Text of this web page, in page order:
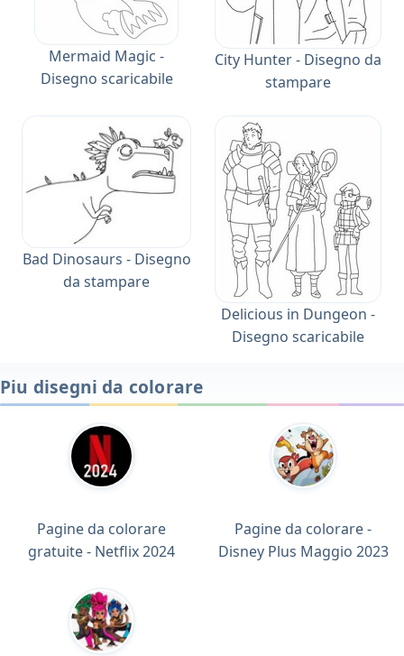
Mermaid Magic -
Disegno scaricabile
City Hunter - Disegno da
stampare
Bad Dinosaurs - Disegno
da stampare
Delicious in Dungeon -
Disegno scaricabile
Piu disegni da colorare
Pagine da colorare
gratuite - Netflix 2024
Pagine da colorare -
Disney Plus Maggio 2023